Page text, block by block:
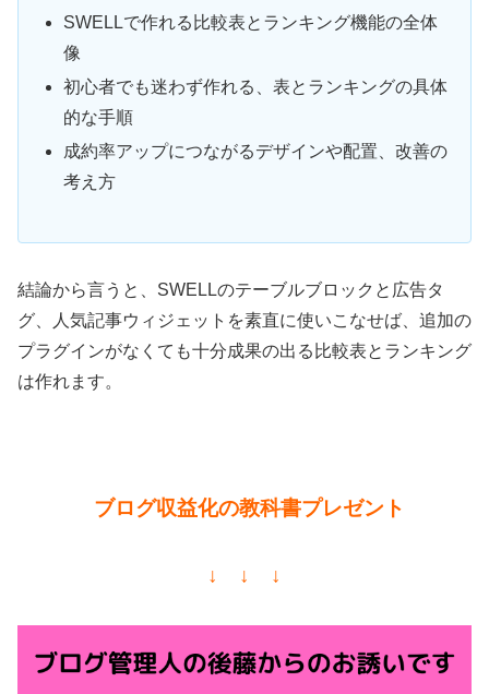
SWELLで作れる比較表とランキング機能の全体
像
初心者でも迷わず作れる、表とランキングの具体
的な手順
成約率アップにつながるデザインや配置、改善の
考え方
結論から言うと、SWELLのテーブルブロックと広告タ
グ、人気記事ウィジェットを素直に使いこなせば、追加の
プラグインがなくても十分成果の出る比較表とランキング
は作れます。
ブログ収益化の教科書プレゼント
↓ ↓ ↓